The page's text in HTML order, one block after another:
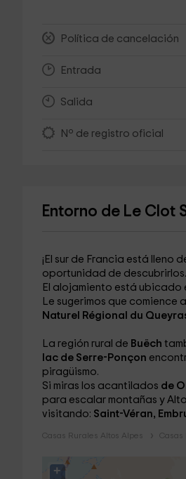
Política de cancelación
Entrada
Salida
Nº de registro oficial
Entorno de Le Clot
¡El sur de Francia está lleno
oportunidad de descubrirlos.
El alojamiento está ubicado
Le sugerimos que comience
Naturel Régional du
La región rural de Buëch
lac de Serre-Ponçon
piragüismo.
Si miras los acantilados de
para escalar montañas y
visitando: Saint-Véran,
Casas Rurales Altos Alpes Casas
+